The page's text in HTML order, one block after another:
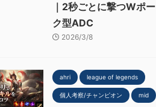
｜2秒ごとに撃つWポー
ク型ADC
2026/3/8
ahri league of legends
個人考察/チャンピオン mid